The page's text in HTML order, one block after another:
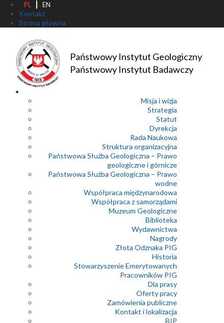
PL EN
Kontakt
Strona główna
Państwowy Instytut Geologiczny
Państwowy Instytut Badawczy
Misja i wizja
Strategia
Statut
Dyrekcja
Rada Naukowa
Struktura organizacyjna
Państwowa Służba Geologiczna – Prawo
geologiczne i górnicze
Państwowa Służba Geologiczna – Prawo
wodne
Współpraca międzynarodowa
Współpraca z samorządami
Muzeum Geologiczne
Biblioteka
Wydawnictwa
Nagrody
Złota Odznaka PIG
Historia
Stowarzyszenie Emerytowanych
Pracowników PIG
Dla prasy
Oferty pracy
Zamówienia publiczne
Kontakt i lokalizacja
BIP